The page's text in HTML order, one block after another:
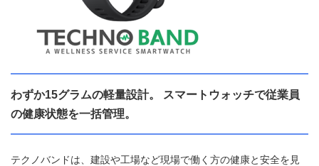
わずか15グラムの軽量設計。 スマートウォッチで従業員
の健康状態を一括管理。
テクノバンドは、建設や工場など現場で働く方の健康と安全を見